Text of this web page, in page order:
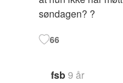
søndagen? ?
66
fsb9 år